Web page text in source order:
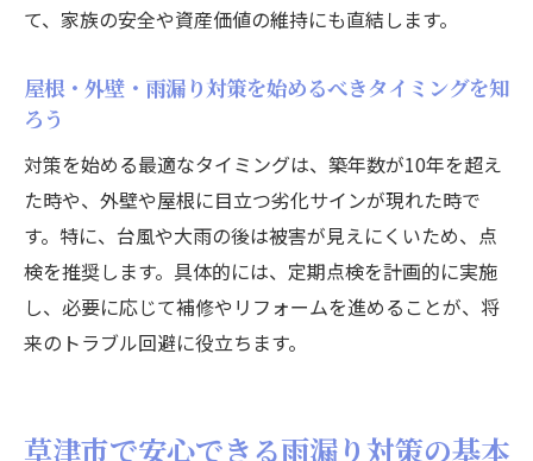
らす安心感
点検が有効
点検習慣
定期的な屋根・外壁・雨漏り点検で修繕費
用を削減
屋根・外壁・雨漏り点検により得られる資
産価値維持
屋根・外壁・雨漏り点検の最適なタイミン
滋賀県草津市の気候が住まいに与える影響
て、家族の安全や資産価値の維持にも直結します。
屋根・外壁・雨漏り対策を始めるべきタイミングを知
ろう
対策を始める最適なタイミングは、築年数が10年を超え
た時や、外壁や屋根に目立つ劣化サインが現れた時で
す。特に、台風や大雨の後は被害が見えにくいため、点
検を推奨します。具体的には、定期点検を計画的に実施
し、必要に応じて補修やリフォームを進めることが、将
来のトラブル回避に役立ちます。
草津市で安心できる雨漏り対策の基本